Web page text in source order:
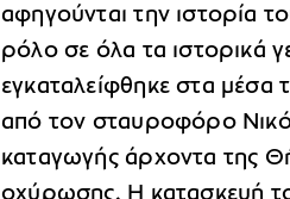
αφηγούνται την ιστορία
ρόλο σε όλα τα ιστορικά
εγκαταλείφθηκε στα μέσα
από τον σταυροφόρο
καταγωγής άρχοντα της
οχύρωσης. Η κατασκευή